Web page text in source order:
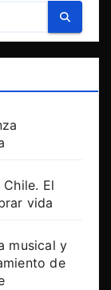
El
vida
musical y
de